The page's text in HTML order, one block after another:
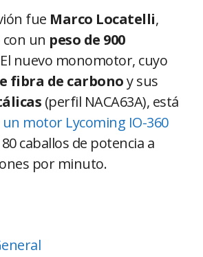
fue Marco Locatelli,
un peso de 900
nuevo monomotor, cuyo
fibra de carbonoy sus
(perfil NACA63A), está
motor Lycoming IO-360
caballos de potencia a
por minuto.